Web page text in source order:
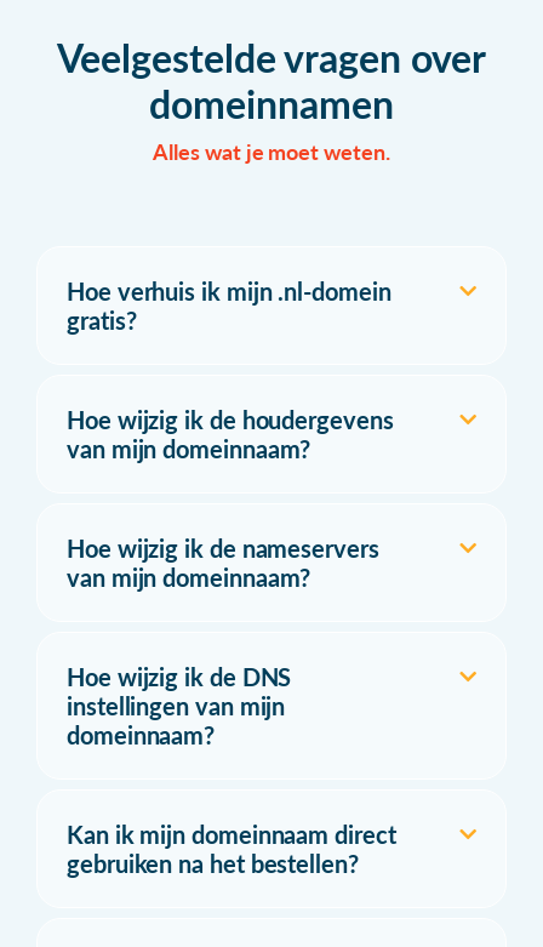
Veelgestelde vragen over
domeinnamen
Alles wat je moet weten.
Hoe verhuis ik mijn .nl-domein
gratis?
Hoe wijzig ik de houdergevens
van mijn domeinnaam?
Hoe wijzig ik de nameservers
van mijn domeinnaam?
Hoe wijzig ik de DNS
instellingen van mijn
domeinnaam?
Kan ik mijn domeinnaam direct
gebruiken na het bestellen?